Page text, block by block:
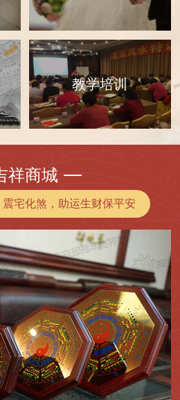
教学培训
祥商城
宅化煞，助运生财保平安